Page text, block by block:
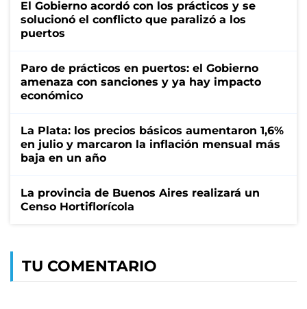
El Gobierno acordó con los prácticos y se
solucionó el conflicto que paralizó a los
puertos
Paro de prácticos en puertos: el Gobierno
amenaza con sanciones y ya hay impacto
económico
La Plata: los precios básicos aumentaron 1,6%
en julio y marcaron la inflación mensual más
baja en un año
La provincia de Buenos Aires realizará un
Censo Hortiflorícola
TU COMENTARIO